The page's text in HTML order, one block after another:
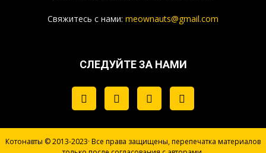
Свяжитесь с нами: meownauts@gmail.com
СЛЕДУЙТЕ ЗА НАМИ
Котонавты © 2013-2023· Все права защищены, перепечатка материалов